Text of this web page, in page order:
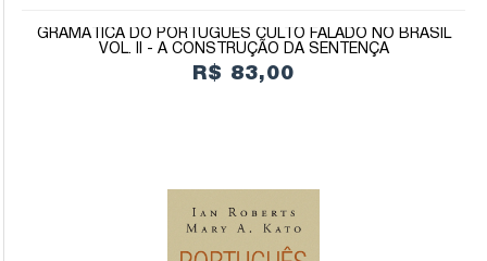
GRAMÁTICA DO PORTUGUÊS CULTO FALADO NO BRASIL
VOL. II - A CONSTRUÇÃO DA SENTENÇA
R$ 83,00